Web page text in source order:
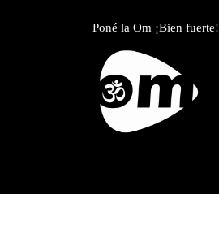
Poné la Om ¡Bien fuerte!